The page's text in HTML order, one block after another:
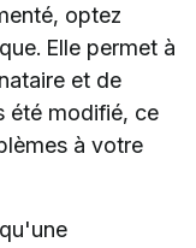
optez
Elle permet à
et de
été modifié, ce
à votre